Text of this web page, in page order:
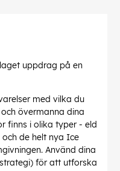
uppdrag på en
med vilka du
övermanna dina
finns i olika typer - eld
de helt nya Ice
Använd dina
för att utforska